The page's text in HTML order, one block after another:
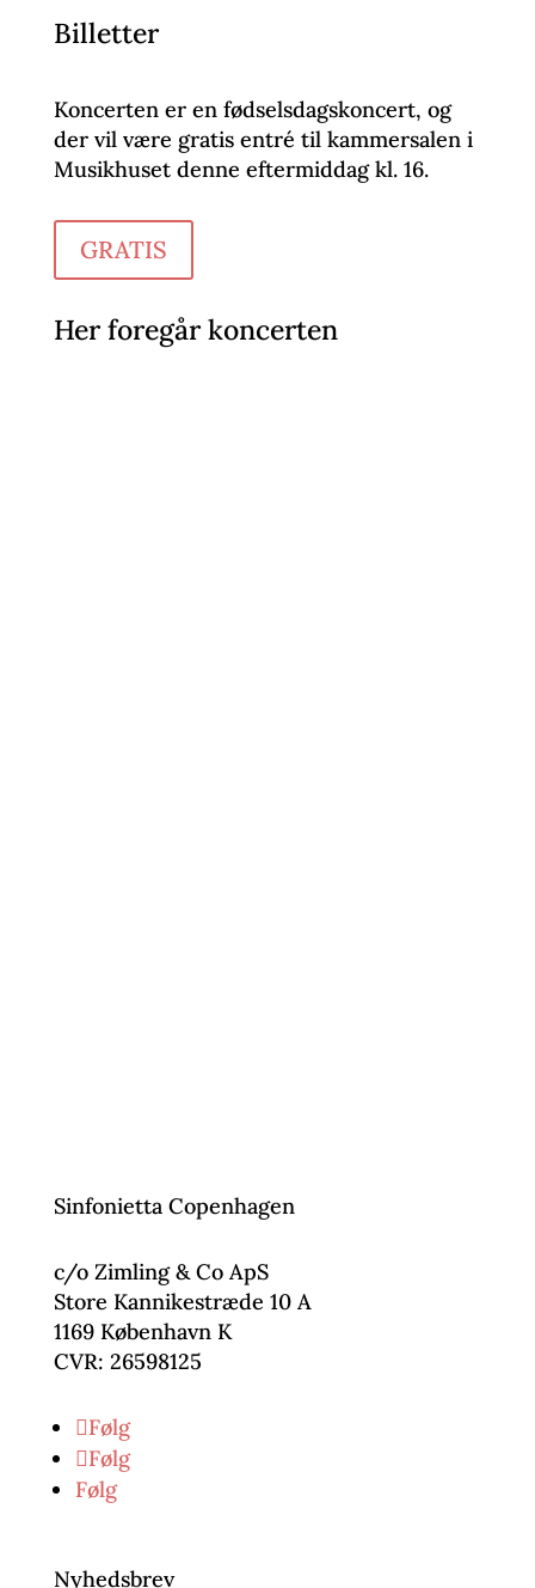
Billetter
Koncerten er en fødselsdagskoncert, og
der vil være gratis entré til kammersalen i
Musikhuset denne eftermiddag kl. 16.
GRATIS
Her foregår koncerten
Sinfonietta Copenhagen
c/o Zimling & Co ApS
Store Kannikestræde 10 A
1169 København K
CVR: 26598125
Følg
Følg
Følg
Nyhedsbrev